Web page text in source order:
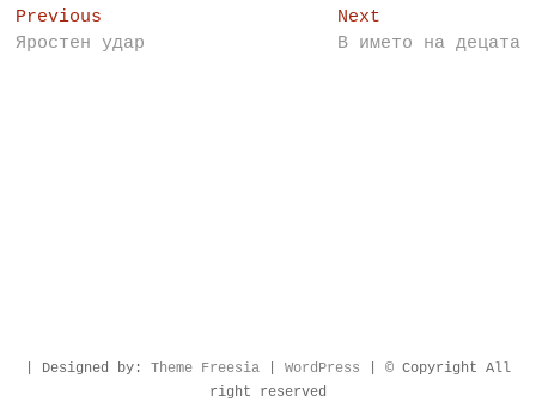
Post
navigation
Previous
post:
Яростен удар
NextNext
post:
В името на децата
| Designed by: Theme Freesia| WordPress | © Copyright All
right reserved